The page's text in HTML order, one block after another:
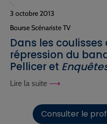
3 octobre 2013
Bourse Scénariste TV
Dans les
répression du
Pellicer et
Lire la suite
Consulter le